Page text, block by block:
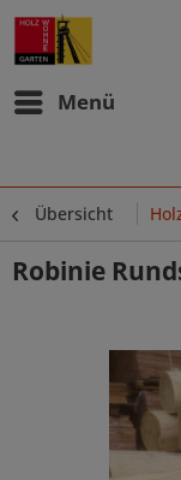
Menü
Übersicht
Robinie